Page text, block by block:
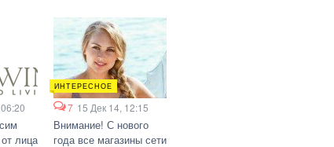
лица
ИНТЕРЕСНОЕ
7 15 Дек 14, 12:15
Внимание! С нового
года все магазины сети